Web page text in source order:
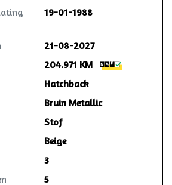
19-01-1988
21-08-2027
204.971 KM
Hatchback
Bruin Metallic
Stof
Beige
3
5